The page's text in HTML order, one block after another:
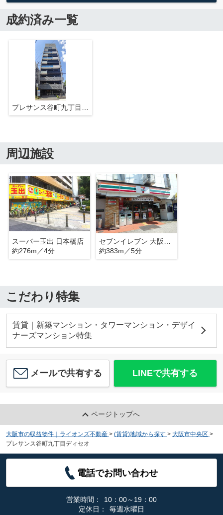
成約済み一覧
プレサンス谷町九丁目ディセオ
周辺施設
スーパー玉出 日本橋店
約276m／4分
約383m／5分
こだわり特集
賃貸｜新築マンション・タワーマンション・デザイ
ナーズマンション特集
メールで共有する LINEで共有する
ページトップへ
大阪市の収益物件｜ライオンズ不動産 > (賃貸)地域から探す > 大阪市中央区 >
プレサンス谷町九丁目ディセオ
電話でお問い合わせ
営業時間：
10：00～19：00
定休日：
毎週水曜日